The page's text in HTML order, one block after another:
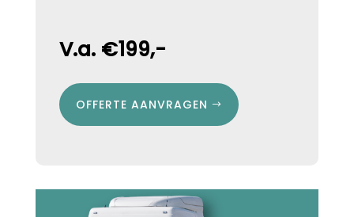
V.a. €199,-
OFFERTE AANVRAGEN